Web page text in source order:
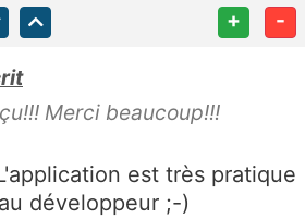
+ -
Merci beaucoup!!!
est très pratique
développeur ;-)